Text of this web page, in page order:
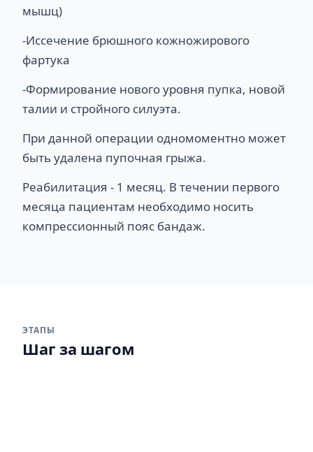
мышц)
-Иссечение брюшного кожножирового
фартука
-Формирование нового уровня пупка, новой
талии и стройного силуэта.
При данной операции одномоментно может
быть удалена пупочная грыжа.
Реабилитация - 1 месяц. В течении первого
месяца пациентам необходимо носить
компрессионный пояс бандаж.
ЭТАПЫ
Шаг за шагом